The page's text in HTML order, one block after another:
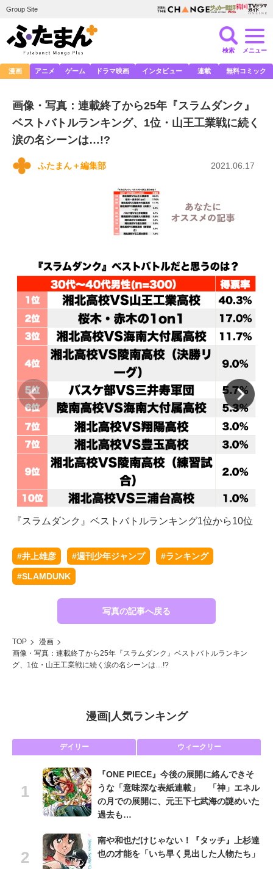
Group Site
検索 メニュー
漫画 アニメ ゲーム ドラマ映画 インタビュー 連載 無料コミック
画像・写真：連載終了から25年『スラムダンク』
ベストバトルランキング、1位・山王工業戦に続く
涙の名シーンは…!?
ふたまん＋編集部 2021.06.17
『スラムダンク』ベストバトルランキング1位から10位
#井上雄彦 #週刊少年ジャンプ #ランキング
#SLAMDUNK
写真の記事へ戻る
TOP
漫画
画像・写真：連載終了から25年『スラムダンク』ベストバトルランキン
グ、1位・山王工業戦に続く涙の名シーンは…!?
漫画| 人気ランキング
デイリー ウィークリー
『ONE PIECE』今後の展開に絡んできそ
うな「意味深な表紙連載」 「神」エネル
の月での展開に、元王下七武海の謎めいた
過去も…
南や和也だけじゃない！『タッチ』上杉達
也の才能を「いち早く見出した人物たち」